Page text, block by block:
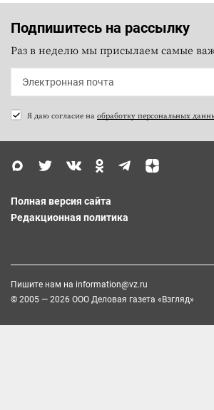
Подпишитесь на рассылку
Раз в неделю мы присылаем самые
Я даю согласие на обработку персональных
Полная версия сайта
Редакционная политика
Пишите нам на information@vz.ru
© 2005 — 2026 ООО Деловая газета «Взгляд»